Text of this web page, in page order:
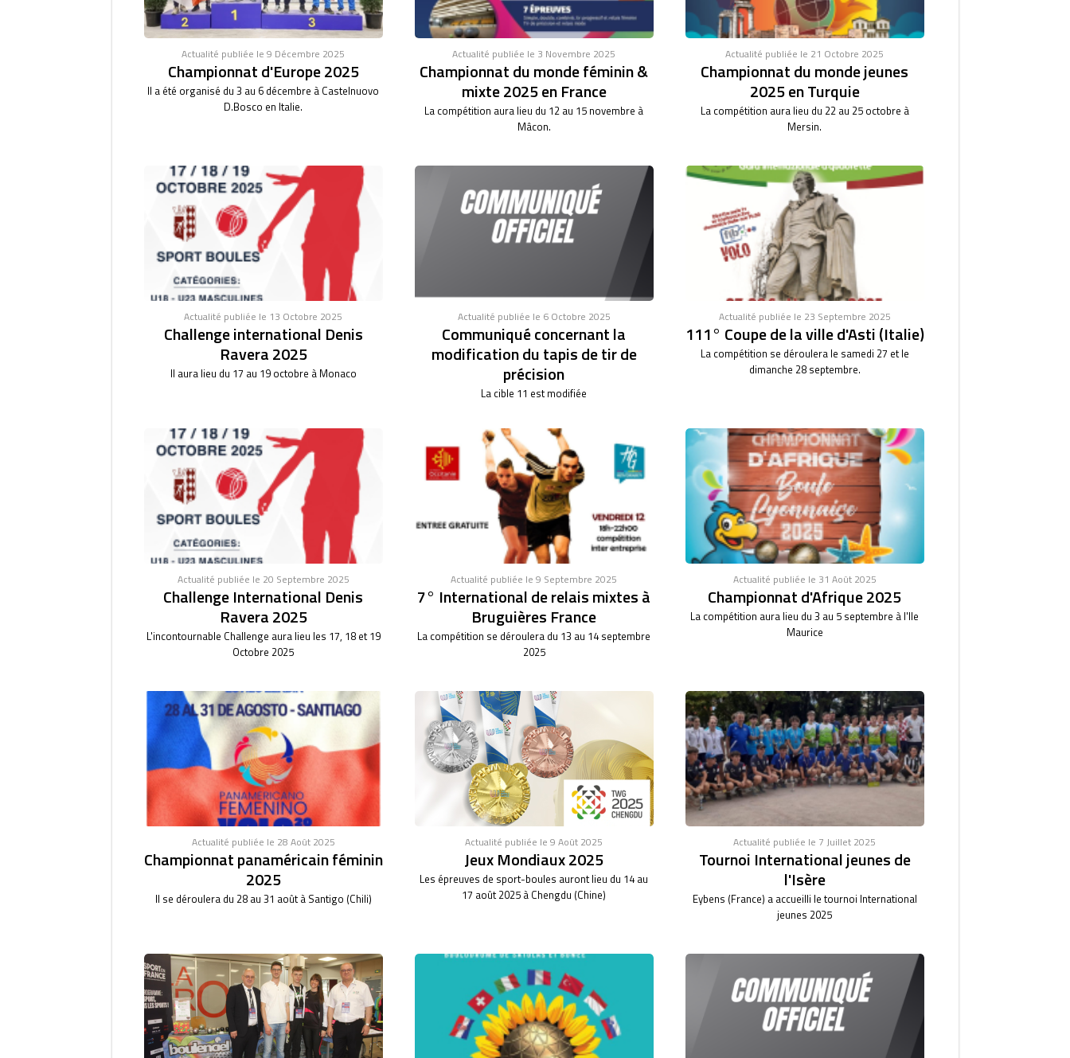
Actualité publiée le 9 Décembre 2025
Championnat d'Europe 2025
Il a été organisé du 3 au 6 décembre à Castelnuovo
D.Bosco en Italie.
Actualité publiée le 3 Novembre 2025
Championnat du monde féminin &
mixte 2025 en France
La compétition aura lieu du 12 au 15 novembre à
Mâcon.
Actualité publiée le 21 Octobre 2025
Championnat du monde jeunes
2025 en Turquie
La compétition aura lieu du 22 au 25 octobre à
Mersin.
Actualité publiée le 13 Octobre 2025
Challenge international Denis
Ravera 2025
Il aura lieu du 17 au 19 octobre à Monaco
Actualité publiée le 6 Octobre 2025
Communiqué concernant la
modification du tapis de tir de
précision
La cible 11 est modifiée
Actualité publiée le 23 Septembre 2025
111° Coupe de la ville d'Asti (Italie)
La compétition se déroulera le samedi 27 et le
dimanche 28 septembre.
Actualité publiée le 20 Septembre 2025
Challenge International Denis
Ravera 2025
L'incontournable Challenge aura lieu les 17, 18 et 19
Octobre 2025
Actualité publiée le 9 Septembre 2025
7° International de relais mixtes à
Bruguières France
La compétition se déroulera du 13 au 14 septembre
2025
Actualité publiée le 31 Août 2025
Championnat d'Afrique 2025
La compétition aura lieu du 3 au 5 septembre à l'Ile
Maurice
Actualité publiée le 28 Août 2025
Championnat panaméricain féminin
2025
Il se déroulera du 28 au 31 août à Santigo (Chili)
Actualité publiée le 9 Août 2025
Jeux Mondiaux 2025
Les épreuves de sport-boules auront lieu du 14 au
17 août 2025 à Chengdu (Chine)
Actualité publiée le 7 Juillet 2025
Tournoi International jeunes de
l'Isère
Eybens (France) a accueilli le tournoi International
jeunes 2025